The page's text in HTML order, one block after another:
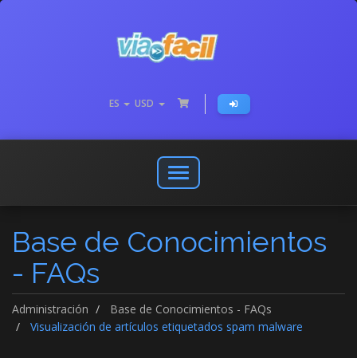
ES USD
Abrir
o
menú
de
Base de Conocimientos
- FAQs
Administración
Base de Conocimientos - FAQs
Visualización de artículos etiquetados spam malware